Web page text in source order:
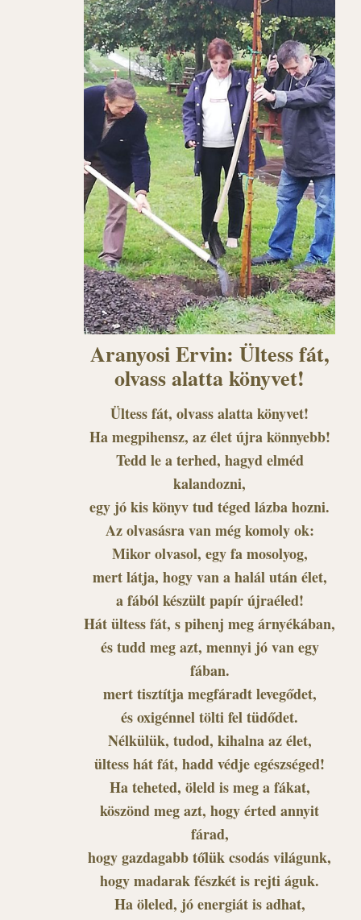
Aranyosi Ervin: Ültess fát,
olvass alatta könyvet!
Ültess fát, olvass alatta könyvet!
Ha megpihensz, az élet újra könnyebb!
Tedd le a terhed, hagyd elméd
kalandozni,
egy jó kis könyv tud téged lázba hozni.
Az olvasásra van még komoly ok:
Mikor olvasol, egy fa mosolyog,
mert látja, hogy van a halál után élet,
a fából készült papír újraéled!
Hát ültess fát, s pihenj meg árnyékában,
és tudd meg azt, mennyi jó van egy
fában.
mert tisztítja megfáradt levegődet,
és oxigénnel tölti fel tüdődet.
Nélkülük, tudod, kihalna az élet,
ültess hát fát, hadd védje egészséged!
Ha teheted, öleld is meg a fákat,
köszönd meg azt, hogy érted annyit
fárad,
hogy gazdagabb tőlük csodás világunk,
hogy madarak fészkét is rejti águk.
Ha öleled, jó energiát is adhat,